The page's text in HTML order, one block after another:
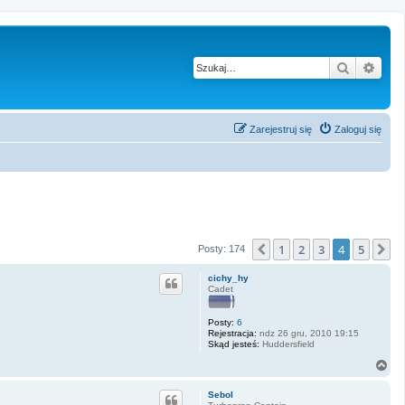
Szukaj
Zaloguj się
Zarejestruj się
Posty: 174 Poprzednia
1 2 3 4 5
cichy_hy
Cadet
Posty: 6
Rejestracja: ndz 26 gru, 2010 19:15
Skąd jesteś: Huddersfield
Sebol